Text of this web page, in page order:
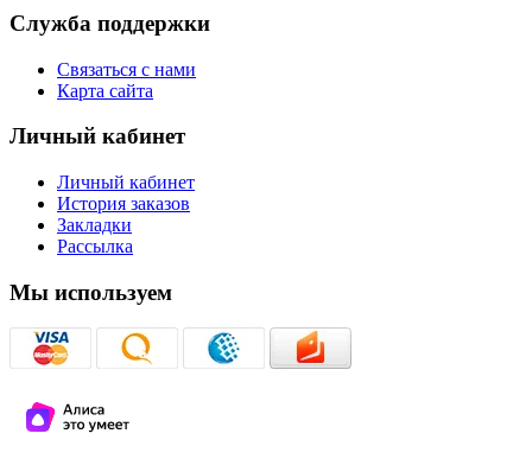
Служба поддержки
Связаться с нами
Карта сайта
Личный кабинет
Личный кабинет
История заказов
Закладки
Рассылка
Мы используем